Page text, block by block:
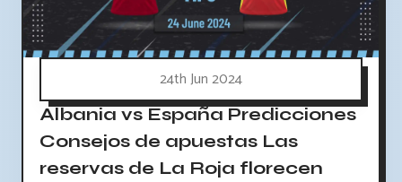
24th Jun 2024
Albania vs España Predicciones
Consejos de apuestas Las
reservas de La Roja florecen